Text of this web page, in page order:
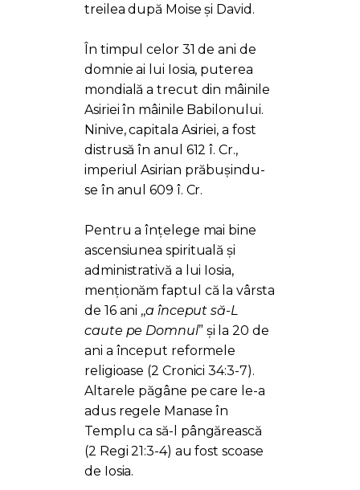
treilea după Moise și David.
În timpul celor 31 de ani de
domnie ai lui Iosia, puterea
mondială a trecut din mâinile
Asiriei în mâinile Babilonului.
Ninive, capitala Asiriei, a fost
distrusă în anul 612 î. Cr.,
imperiul Asirian prăbușindu-
se în anul 609 î. Cr.
Pentru a înțelege mai bine
ascensiunea spirituală și
administrativă a lui Iosia,
menționăm faptul că la vârsta
de 16 ani ,,a început să-L
caute pe Domnul” și la 20 de
ani a început reformele
religioase (2 Cronici 34:3-7).
Altarele păgâne pe care le-a
adus regele Manase în
Templu ca să-l pângărească
(2 Regi 21:3-4) au fost scoase
de Iosia.